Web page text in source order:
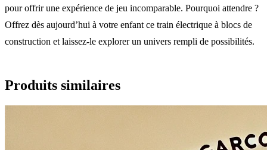
pour offrir une expérience de jeu incomparable. Pourquoi attendre ?
Offrez dès aujourd’hui à votre enfant ce train électrique à blocs de
construction et laissez-le explorer un univers rempli de possibilités.
Produits similaires